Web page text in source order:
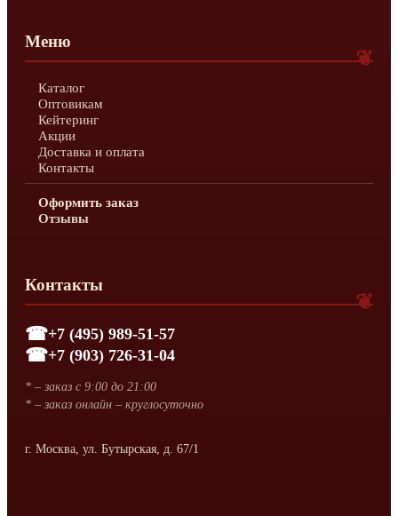
Меню
Каталог
Оптовикам
Кейтеринг
Акции
Доставка и оплата
Контакты
Оформить заказ
Отзывы
Контакты
+7 (495) 989-51-57
+7 (903) 726-31-04
* – заказ с 9:00 до 21:00
* – заказ онлайн – круглосуточно
г. Москва, ул. Бутырская, д. 67/1